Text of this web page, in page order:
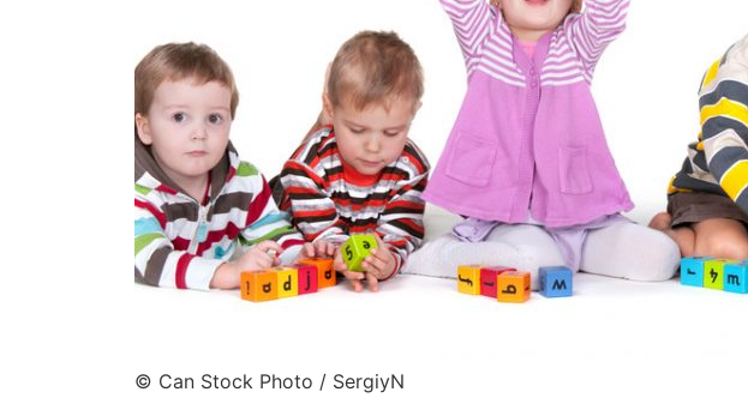
© Can Stock Photo / SergiyN